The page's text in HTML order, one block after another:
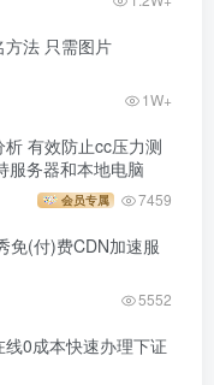
法 只需图片
1W+
有效防止cc压力测
服务器和本地电脑
会员专属 7459
免(付)费CDN加速服
5552
0成本快速办理下证